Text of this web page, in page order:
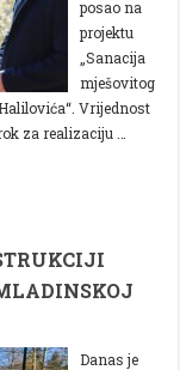
posao na
projektu
„Sanacija
mješovitog
Vrijednost
za realizaciju …
Danas je